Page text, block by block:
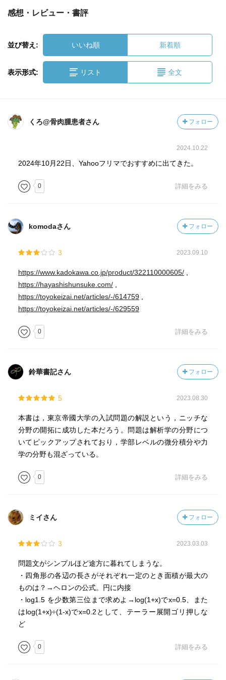
感想・レビュー・書評
並び替え: いいね順 新着順
表示形式: リスト 全文
くろ@骨肉腫患者さん フォロー
2024.10.22
2024年10月22日、Yahooフリマでおすすめに出てきた。
0 詳細をみる
komodaさん フォロー
3 2023.09.10
https://www.kadokawa.co.jp/product/322110000605/,
https://hayashishunsuke.com/,
https://toyokeizai.net/articles/-/614759,
https://toyokeizai.net/articles/-/629559
0 詳細をみる
鈴華書記さん フォロー
5 2023.08.30
本書は，東京帝國大学の入試問題の解説という，ニッチな
分野の開拓に成功した本だろう。問題は解析学の分野につ
いてピックアップされており，学部レベルの微分積分や力
学の分野も混ざっている。
0 詳細をみる
ミイさん フォロー
3 2023.03.03
問題文がシンプルほど途方に暮れてしまうな。
・四角形の各辺の長さがそれぞれ一定のとき面積が最大の
ものは？→ヘロンの公式。円に内接
・log1.5 を少数第三位まで求めよ→log(1+x)でx=0.5、また
はlog(1+x)÷(1-x)でx=0.2として、テーラー展開ゴリ押しな
ど
0 詳細をみる